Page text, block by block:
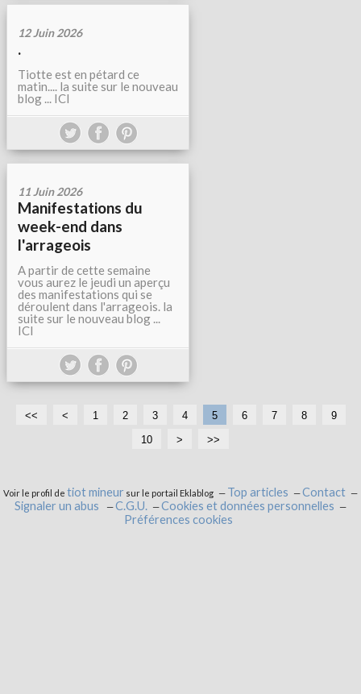
12 Juin 2026
.
Tiotte est en pétard ce
matin.... la suite sur le nouveau
blog ... ICI
11 Juin 2026
Manifestations du
week-end dans
l'arrageois
A partir de cette semaine
vous aurez le jeudi un aperçu
des manifestations qui se
déroulent dans l'arrageois. la
suite sur le nouveau blog ...
ICI
<< < 1 2 3 4 5 6 7 8
9
10
2
3
4
5
6
7
8
9
1
> >>
Voir le profil de tiot mineur sur le portail Eklablog Top articles
Contact
Signaler un abus
C.G.U.
Cookies et données personnelles
Préférences cookies